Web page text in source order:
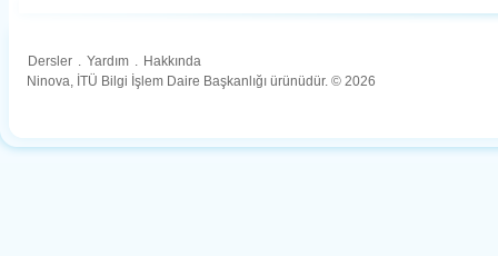
Dersler . Yardım . Hakkında
Ninova, İTÜ Bilgi İşlem Daire Başkanlığı ürünüdür. © 2026